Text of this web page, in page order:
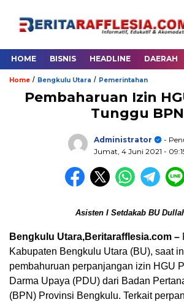
HOME BISNIS HEADLINE DAERAH
Home / Bengkulu Utara / Pemerintahan
Pembaharuan Izin
Tunggu BPN
Administrator
-
Jumat, 4 Juni 2021 -
Asisten I Setdakab BU
Bengkulu Utara,Beritarafflesia.com –
Kabupaten Bengkulu Utara (BU), saat
pembahuruan perpanjangan izin HGU
Darma Upaya (PDU) dari Badan
(BPN) Provinsi Bengkulu. Terkait